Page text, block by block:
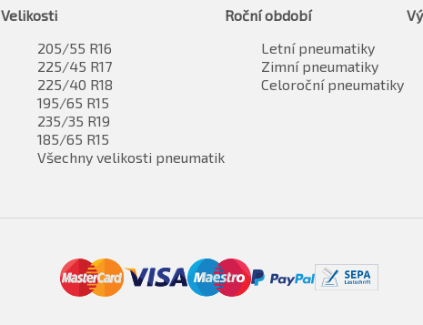
Velikosti
205/55 R16
225/45 R17
225/40 R18
195/65 R15
235/35 R19
185/65 R15
Všechny velikosti pneumatik
Roční období
Letní pneumatiky
Zimní pneumatiky
Celoroční pneumatiky